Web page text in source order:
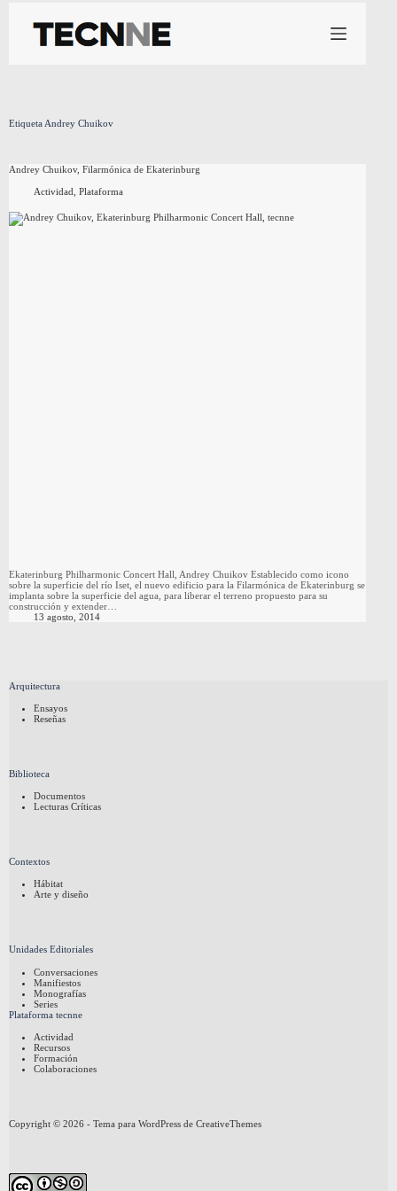
contenido
Etiqueta Andrey Chuikov
Andrey Chuikov, Filarmónica de Ekaterinburg
Actividad Plataforma
Ekaterinburg Philharmonic Concert Hall, Andrey Chuikov Establecido como icono
sobre la superficie del río Iset, el nuevo edificio para la Filarmónica de Ekaterinburg se
implanta sobre la superficie del agua, para liberar el terreno propuesto para su
construcción y extender…
13 agosto, 2014
Arquitectura
Ensayos
Reseñas
Biblioteca
Documentos
Lecturas Críticas
Contextos
Hábitat
Arte y diseño
Unidades Editoriales
Conversaciones
Manifiestos
Monografías
Series
Plataforma tecnne
Actividad
Recursos
Formación
Colaboraciones
Copyright © 2026 - Tema para WordPress de CreativeThemes